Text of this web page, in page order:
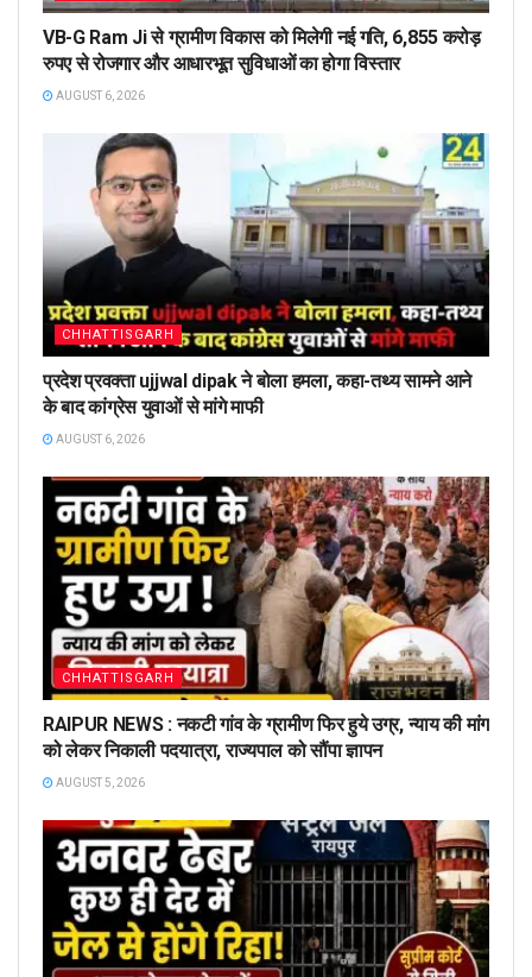
VB-G Ram Ji से ग्रामीण विकास को मिलेगी नई गति, 6,855 करोड़
रुपए से रोजगार और आधारभूत सुविधाओं का होगा विस्तार
AUGUST 6, 2026
CHHATTISGARH
प्रदेश प्रवक्ता ujjwal dipak ने बोला हमला, कहा-तथ्य सामने आने
के बाद कांग्रेस युवाओं से मांगे माफी
AUGUST 6, 2026
CHHATTISGARH
RAIPUR NEWS : नकटी गांव के ग्रामीण फिर हुये उग्र, न्याय की मांग
को लेकर निकाली पदयात्रा, राज्यपाल को सौंपा ज्ञापन
AUGUST 5, 2026